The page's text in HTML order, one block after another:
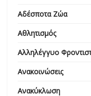
Αδέσποτα Ζώα
Αθλητισμός
Αλληλέγγυο
Ανακοινώσεις
Ανακύκλωση